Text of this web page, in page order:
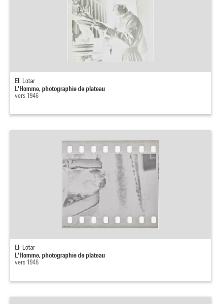
Eli Lotar
L'Homme, photographie de plateau
vers 1946
Eli Lotar
L'Homme, photographie de plateau
vers 1946